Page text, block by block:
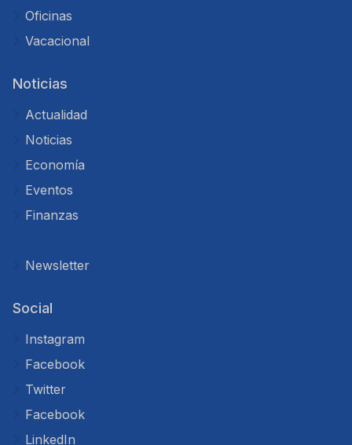
Oficinas
Vacacional
Noticias
Actualidad
Noticias
Economía
Eventos
Finanzas
Newsletter
Social
Instagram
Facebook
Twitter
Facebook
LinkedIn